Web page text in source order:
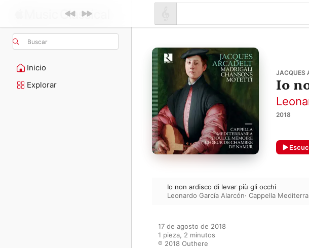
Buscar
Inicio
Explorar
JACQUES
Io
2018
Io non ardisco di levar più gli occhi
Leonardo García Alarcón· Cappella
17 de agosto de 2018
1 pieza, 2 minutos
℗ 2018 Outhere